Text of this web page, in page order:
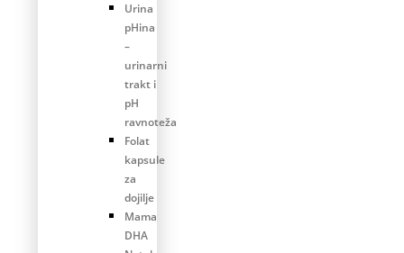
Urina
pHina
–
urinarni
trakt i
pH
ravnoteža
Folat
kapsule
za
dojilje
Mama
DHA